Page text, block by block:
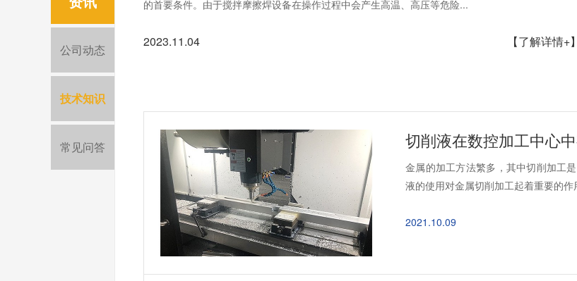
的首要条件。由于搅拌摩擦焊设备在操作过程中会产生高温、高压等危险...
2023.11.04 【了解详情+】
切削液在数控加工中心
金属的加工方法繁多，其中切削加工
液的使用对金属切削加工起着重要的
2021.10.09
公司动态
技术知识
常见问答